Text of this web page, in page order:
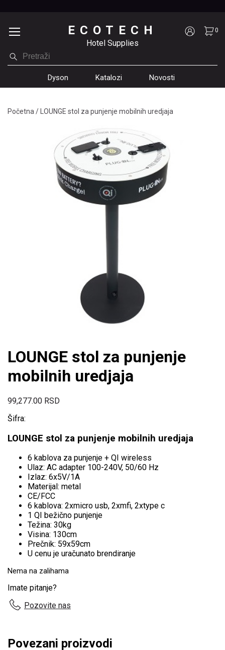
Dyson Katalozi Novosti
ECOTECH
Hotel Supplies
0
Početna /LOUNGE stol za punjenje mobilnih uredjaja
LOUNGE stol za punjenje
mobilnih uredjaja
99,277.00 RSD
Šifra:
LOUNGE stol za punjenje mobilnih uredjaja
6 kablova za punjenje + QI wireless
Ulaz: AC adapter 100-240V, 50/60 Hz
Izlaz: 6x5V/1A
Materijal: metal
CE/FCC
6 kablova: 2xmicro usb, 2xmfi, 2xtype c
1 QI bežično punjenje
Težina: 30kg
Visina: 130cm
Prečnik: 59x59cm
U cenu je uračunato brendiranje
Nema na zalihama
Imate pitanje?
Pozovite nas
Povezani proizvodi